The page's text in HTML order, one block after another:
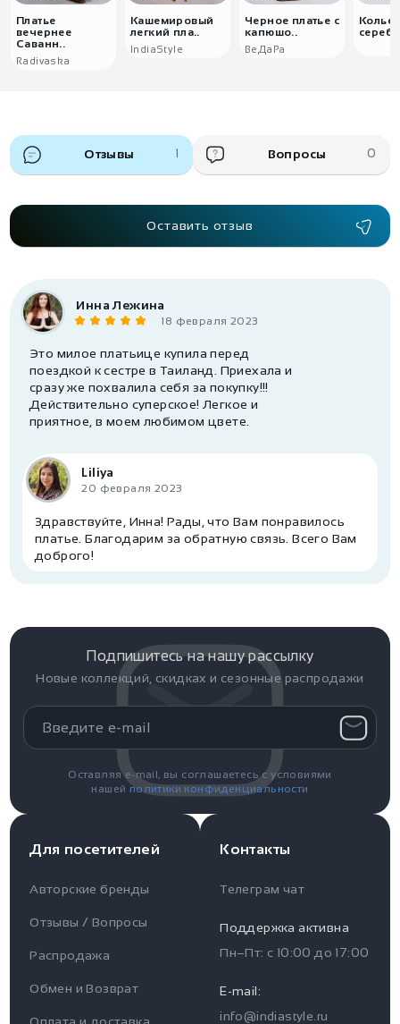
Контакты
Для пользователя
Информация
Платье
вечернее
Саванн..
Radivaska
Кашемировый
легкий пла..
IndiaStyle
Черное платье с
капюшо..
ВеДаРа
Колье
Отзывы 1 Вопросы 0
Оставить отзыв
Инна Лежина
18 февраля 2023
Это милое платьице купила перед
поездкой к сестре в Таиланд. Приехала и
сразу же похвалила себя за покупку!!!
Действительно суперское! Легкое и
приятное, в моем любимом цвете.
Liliya
20 февраля 2023
Здравствуйте, Инна! Рады, что Вам понравилось
платье. Благодарим за обратную связь. Всего Вам
доброго!
Для посетителей
Авторские бренды
Отзывы / Вопросы
Распродажа
Обмен и Возврат
Подпишитесь на нашу рассылку
Новые коллекций, скидках и сезонные распродажи
Оставляя e-mail, вы соглашаетесь с условиями
нашей политики конфиденциальности
Контакты
Телеграм чат
Поддержка активна
Пн–Пт: с 10:00 до 17:00
E-mail:
info@indiastyle.ru